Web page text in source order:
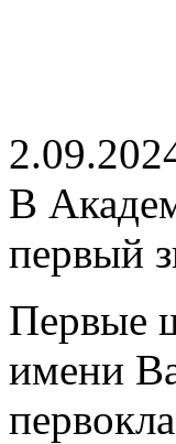
В
первый
Первые
имени